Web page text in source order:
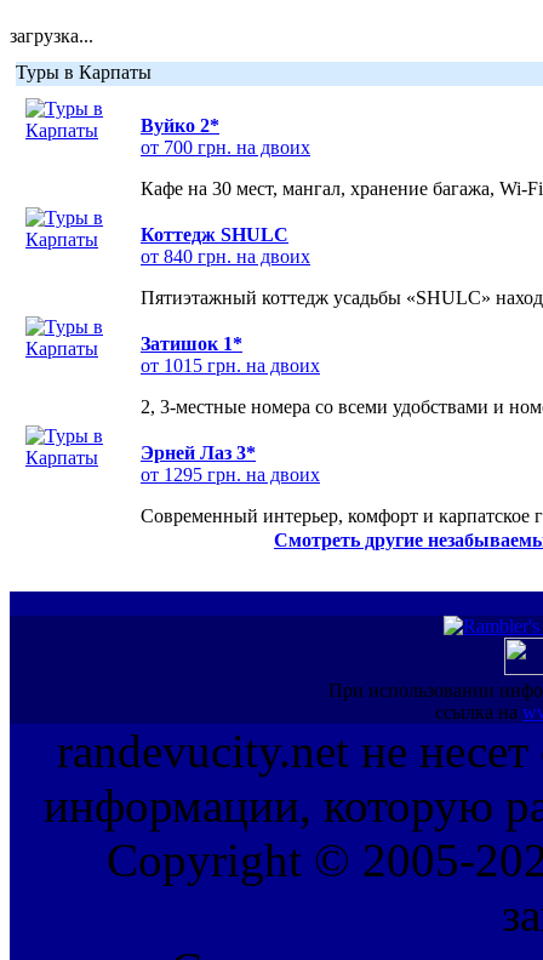
загрузка...
Туры в Карпаты
Вуйко 2*
от 700 грн. на двоих
Кафе на 30 мест, мангал, хранение багажа, Wi-
Коттедж SHULC
от 840 грн. на двоих
Пятиэтажный коттедж усадьбы «SHULC»
Затишок 1*
от 1015 грн. на двоих
2, 3-местные номера со всеми удобствами и
Эрней Лаз 3*
от 1295 грн. на двоих
Современный интерьер, комфорт и карпатское
Смотреть другие
При использовании
ссылка на
randevucity.net не несет
информации, которую
Copyright © 2005-